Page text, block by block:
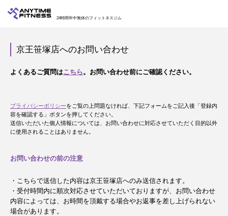
24時間年中無休のフィットネスジム
京王笹塚店へのお問い合わせ
よくあるご質問はこちら。お問い合わせ前にご確認ください。
プライバシーポリシーをご覧の上問題なければ、下記フォームをご記入後「登録内
容を確認する」ボタンを押してください。
送信いただいた個人情報については、お問い合わせに対応させていただく目的以外
に使用されることはありません。
お問い合わせの前の注意
・こちらで送信した内容は京王笹塚店へのみ送信されます。
・受付時間内に順次対応させていただいておりますが、お問い合わせ
内容によっては、お時間を頂戴する場合やお返事を差し上げられない
場合があります。